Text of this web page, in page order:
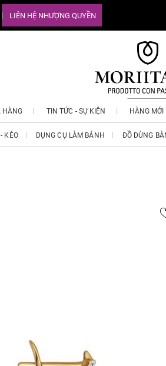
LIÊN HỆ NHƯỢNG QUYỀN
HÀNG TIN TỨC - SỰ KIỆN HÀNG MỚI
KÉO DỤNG CỤ LÀM BÁNH ĐỒ DÙNG